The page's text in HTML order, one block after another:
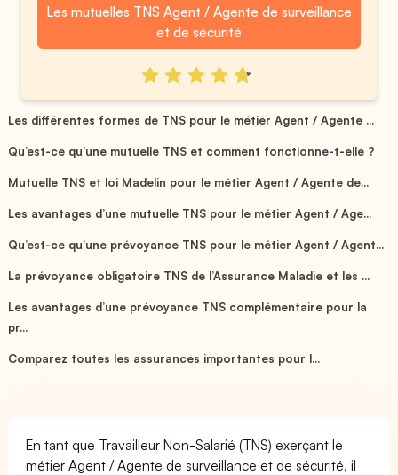
Les mutuelles TNS Agent / Agente de surveillance
et de sécurité
Les différentes formes de TNS pour le métier Agent / Agente ...
Qu’est-ce qu’une mutuelle TNS et comment fonctionne-t-elle ?
Mutuelle TNS et loi Madelin pour le métier Agent / Agente de...
Les avantages d’une mutuelle TNS pour le métier Agent / Age...
Qu’est-ce qu’une prévoyance TNS pour le métier Agent / Agent...
La prévoyance obligatoire TNS de l’Assurance Maladie et les ...
Les avantages d’une prévoyance TNS complémentaire pour la
pr...
Comparez toutes les assurances importantes pour l...
En tant que Travailleur Non-Salarié (TNS) exerçant le
métier Agent / Agente de surveillance et de sécurité, il